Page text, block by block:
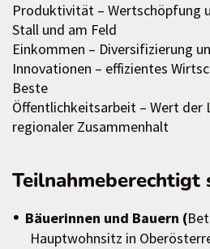
Produktivität – Wertschöpfung
Stall und am Feld
Einkommen – Diversifizierung
Innovationen – effizientes
Beste
Öffentlichkeitsarbeit – Wert der
regionaler Zusammenhalt
Teilnahmeberechtigt
Bäuerinnen und Bauern (
Hauptwohnsitz in